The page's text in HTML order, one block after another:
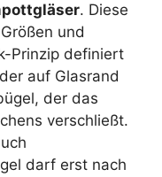
. Diese
und
Prinzip definiert
auf Glasrand
der das
verschließt.
darf erst nach